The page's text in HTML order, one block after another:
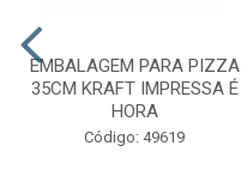
EMBALAGEM PARA PIZZA
35CM KRAFT IMPRESSA É
HORA
Código: 49619